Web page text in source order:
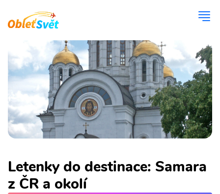
Letenky do destinace: Samara
z ČR a okolí